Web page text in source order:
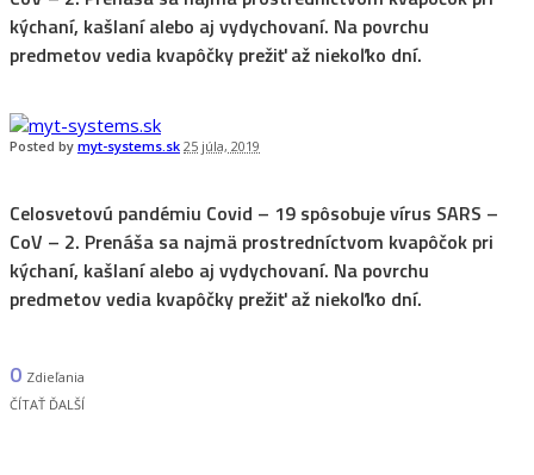
kýchaní, kašlaní alebo aj vydychovaní. Na povrchu
predmetov vedia kvapôčky prežiť až niekoľko dní.
Posted by myt-systems.sk 25 júla, 2019
Celosvetovú pandémiu Covid – 19 spôsobuje vírus SARS –
CoV – 2. Prenáša sa najmä prostredníctvom kvapôčok pri
kýchaní, kašlaní alebo aj vydychovaní. Na povrchu
predmetov vedia kvapôčky prežiť až niekoľko dní.
0 Zdieľania
ČÍTAŤ ĎALŠÍ